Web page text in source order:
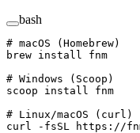
bash
# macOS (Homebrew)
brew install
fnm
# Windows (Scoop)
scoop install
fnm
# Linux/macOS (curl)
curl
-fsSL https://